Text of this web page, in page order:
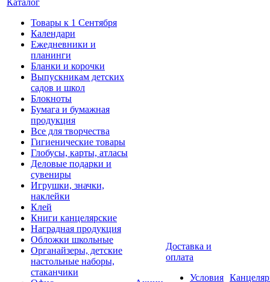
Товары к 1 Сентября
Календари
Ежедневники и
планинги
Бланки и корочки
Выпускникам детских
садов и школ
Блокноты
Бумага и бумажная
продукция
Все для творчества
Гигиенические товары
Глобусы, карты, атласы
Деловые подарки и
сувениры
Игрушки, значки,
наклейки
Клей
Книги канцелярские
Наградная продукция
Обложки школьные
Органайзеры, детские
настольные наборы,
стаканчики
Доставка и
оплата
Условия